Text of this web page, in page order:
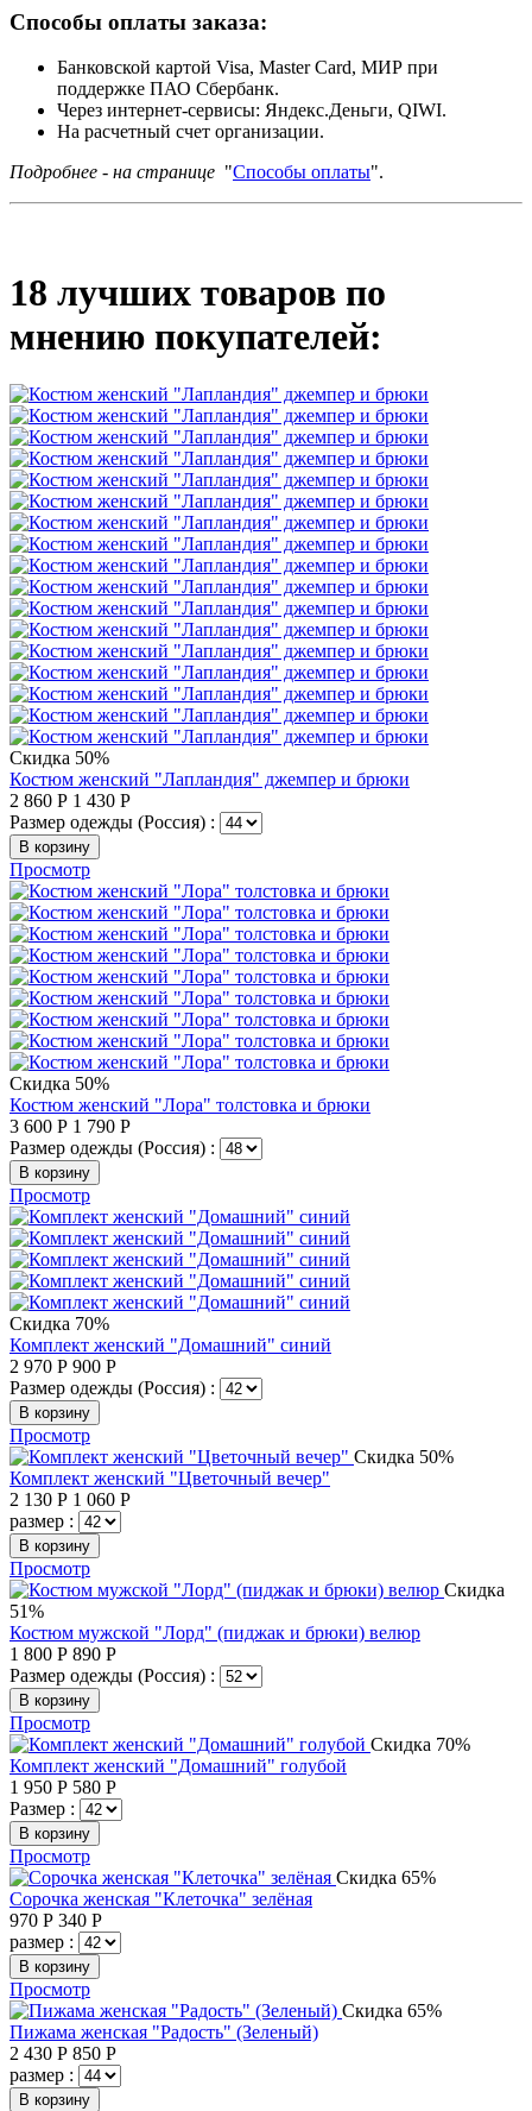
Способы оплаты заказа:
Банковской картой Visa, Master Card, МИР при
поддержке ПАО Сбербанк.
Через интернет-сервисы: Яндекс.Деньги, QIWI.
На расчетный счет организации.
Подробнее - на странице "Способы оплаты".
18 лучших товаров по
мнению покупателей:
Скидка 50%
Костюм женский "Лапландия" джемпер и брюки
2 860 Р 1 430 Р
Размер одежды (Россия) :
В корзину
Просмотр
Скидка 50%
Костюм женский "Лора" толстовка и брюки
3 600 Р 1 790 Р
Размер одежды (Россия) :
В корзину
Просмотр
Скидка 70%
Комплект женский "Домашний" синий
2 970 Р 900 Р
Размер одежды (Россия) :
В корзину
Просмотр
Скидка 50%
Комплект женский "Цветочный вечер"
2 130 Р 1 060 Р
размер :
В корзину
Просмотр
Скидка
51%
Костюм мужской "Лорд" (пиджак и брюки) велюр
1 800 Р 890 Р
Размер одежды (Россия) :
В корзину
Просмотр
Скидка 70%
Комплект женский "Домашний" голубой
1 950 Р 580 Р
Размер :
В корзину
Просмотр
Скидка 65%
Сорочка женская "Клеточка" зелёная
970 Р 340 Р
размер :
В корзину
Просмотр
Скидка 65%
Пижама женская "Радость" (Зеленый)
2 430 Р 850 Р
размер :
В корзину